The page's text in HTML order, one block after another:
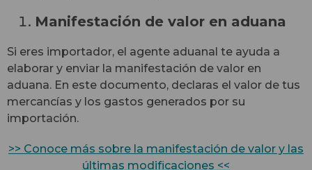
Manifestación de valor en aduana
Si eres importador, el agente aduanal te ayuda a
elaborar y enviar la manifestación de valor en
aduana. En este documento, declaras el valor de tus
mercancías y los gastos generados por su
importación.
>> Conoce más sobre la manifestación de valor y las
últimas modificaciones <<